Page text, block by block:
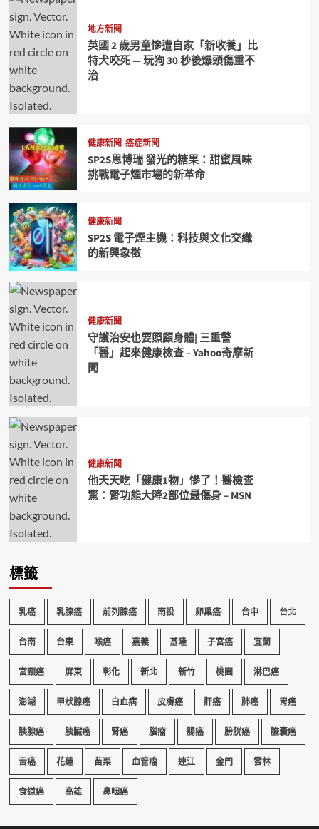
地方新聞
英國 2 歲男童慘遭自家「新收養」比
特犬咬死 — 玩狗 30 秒後爆頭傷重不
治
健康新聞 癌症新聞
SP2S思博瑞 發光的糖果：甜蜜風味
挑戰電子煙市場的新革命
健康新聞
SP2S 電子煙主機：科技與文化交織
的新興象徵
健康新聞
守護治安也要照顧身體| 三重警
「醫」起來健康檢查 – Yahoo奇摩新
聞
健康新聞
他天天吃「健康1物」慘了！醫檢查
驚：腎功能大降2部位最傷身 – MSN
標籤
乳癌 乳腺癌 前列腺癌 南投 卵巢癌 台中 台北
台南 台東 喉癌 嘉義 基隆 子宮癌 宜蘭
宮頸癌 屏東 彰化 新北 新竹 桃園 淋巴癌
澎湖 甲狀腺癌 白血病 皮膚癌 肝癌 肺癌 胃癌
胰腺癌 胰臟癌 腎癌 腦瘤 腸癌 膀胱癌 膽囊癌
舌癌 花蓮 苗栗 血管瘤 連江 金門 雲林
食道癌 高雄 鼻咽癌